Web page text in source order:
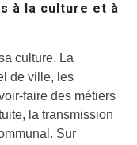
à la culture et à
culture. La
de ville, les
faire des métiers
la transmission
Sur